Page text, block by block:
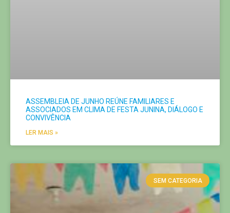
ASSEMBLEIA DE JUNHO REÚNE FAMILIARES E
ASSOCIADOS EM CLIMA DE FESTA JUNINA, DIÁLOGO E
CONVIVÊNCIA
LER MAIS »
SEM CATEGORIA